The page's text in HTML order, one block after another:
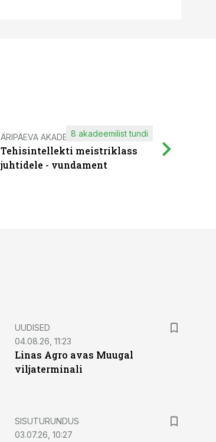
ÄRIPÄEVA AKADEEMIA
Tehisintellekti meistriklass
juhtidele - vundament
8 akadeemilist tundi
UUDISED
04.08.26, 11:23
Linas Agro avas Muugal
viljaterminali
ST
SISUTURUNDUS
03.07.26, 10:27